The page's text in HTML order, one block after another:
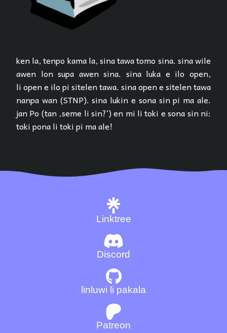
ken la, tenpo kama la, sina tawa tomo sina. sina wile
awen lon supa awen sina. sina luka e ilo open,
li open e ilo pi sitelen tawa. sina open e sitelen tawa
nanpa wan (STNP). sina lukin e sona sin pi ma ale.
jan Po (tan ‚seme li sin?‘) en mi li toki e sona sin ni:
toki pona li toki pi ma ale!
Discord
Linktree
Patreon
linluwi li pakala